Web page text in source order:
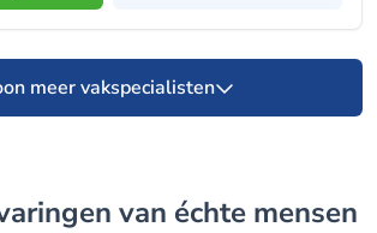
meer vakspecialisten
van échte mensen